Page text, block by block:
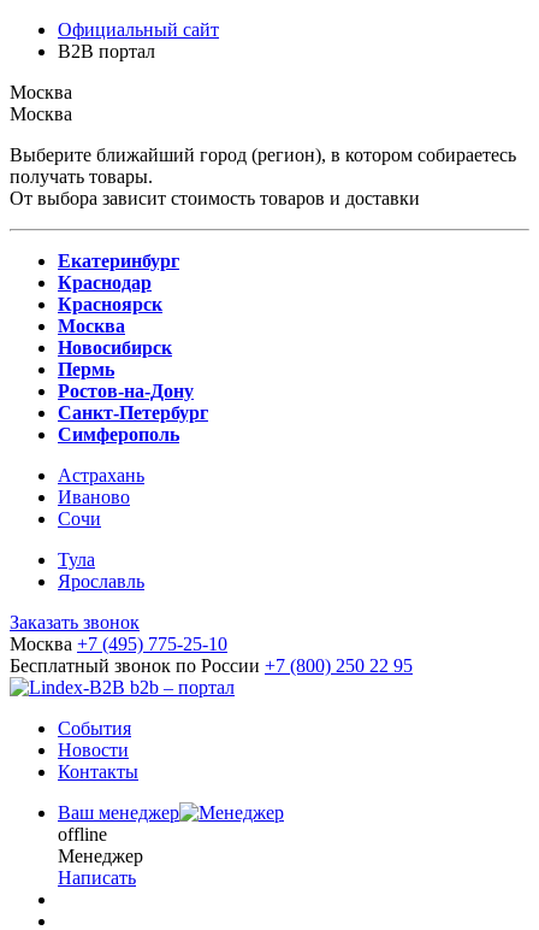
Официальный сайт
B2B портал
Москва
Москва
Выберите ближайший город (регион), в котором собираетесь
получать товары.
От выбора зависит стоимость товаров и доставки
Екатеринбург
Краснодар
Красноярск
Москва
Новосибирск
Пермь
Ростов-на-Дону
Санкт-Петербург
Симферополь
Астрахань
Иваново
Сочи
Тула
Ярославль
Заказать звонок
Москва +7 (495) 775-25-10
Бесплатный звонок по России +7 (800) 250 22 95
b2b – портал
События
Новости
Контакты
Ваш менеджер
offline
Менеджер
Написать